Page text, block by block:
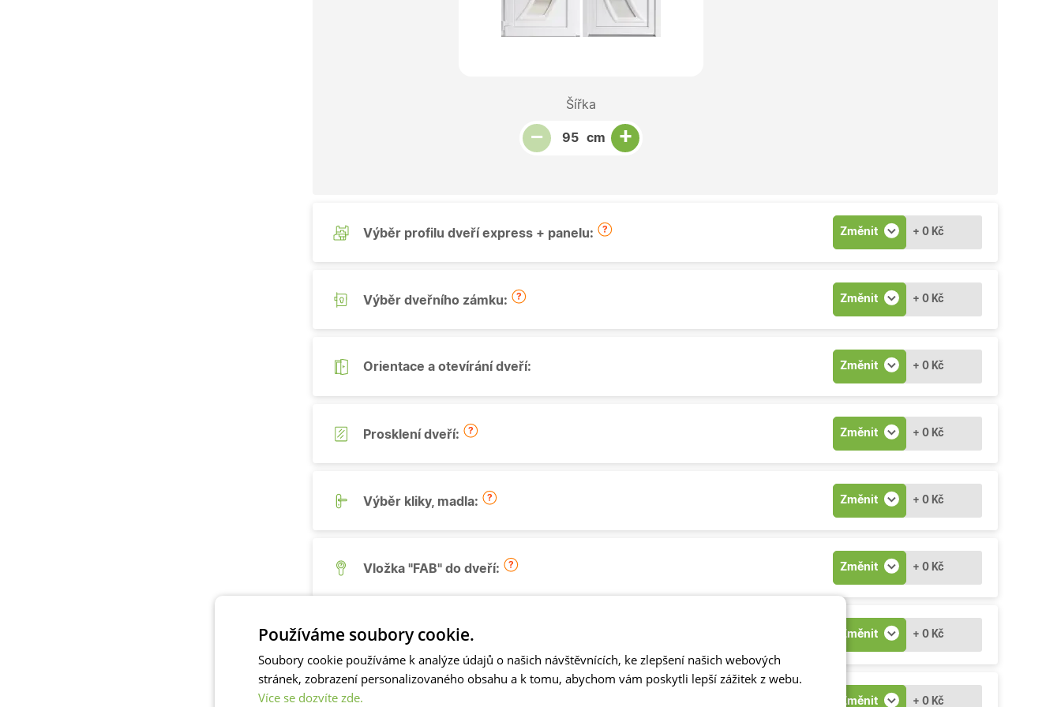
Šířka
−
Snížit množství
Počet kusů
cm +
Zvýšit množství
Výběr profilu dveří express + panelu: Změnit + 0 Kč
Výběr dveřního zámku: Změnit + 0 Kč
Orientace a otevírání dveří: Změnit + 0 Kč
Prosklení dveří: Změnit + 0 Kč
Výběr kliky, madla: Změnit + 0 Kč
Vložka "FAB" do dveří: Změnit + 0 Kč
Montáž kliky + vložky FAB Změnit + 0 Kč
Změnit + 0 Kč
Používáme soubory cookie.
Soubory cookie používáme k analýze údajů o našich návštěvnících, ke zlepšení našich webových
stránek, zobrazení personalizovaného obsahu a k tomu, abychom vám poskytli lepší zážitek z webu.
Více se dozvíte zde.